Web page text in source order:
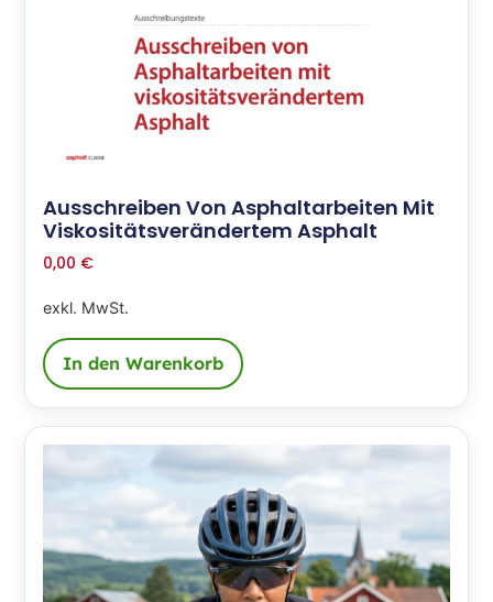
Ausschreiben Von Asphaltarbeiten Mit
Viskositätsverändertem Asphalt
0,00 €
exkl. MwSt.
In den Warenkorb